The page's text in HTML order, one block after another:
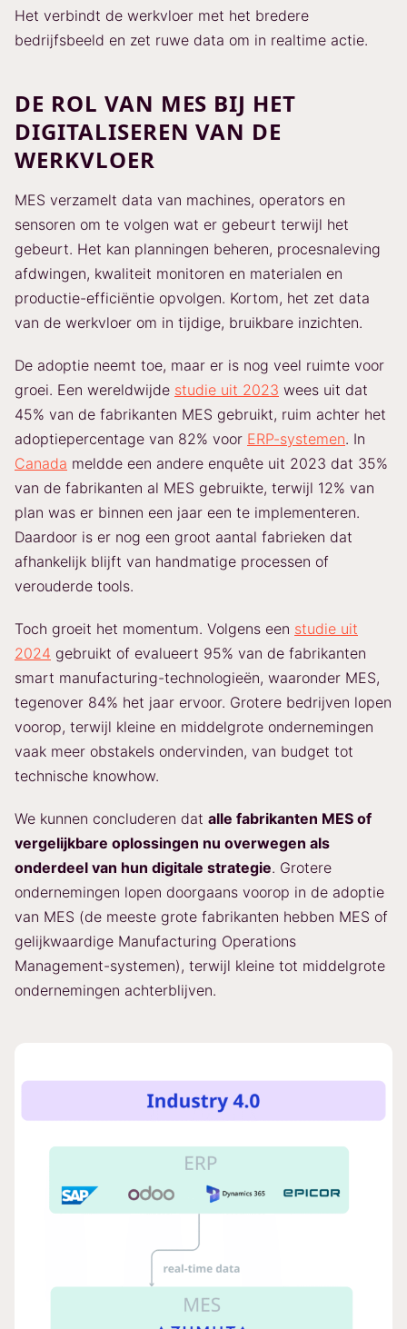
Het verbindt de werkvloer met het bredere
bedrijfsbeeld en zet ruwe data om in realtime actie.
DE ROL VAN MES BIJ HET
DIGITALISEREN VAN DE
WERKVLOER
MES verzamelt data van machines, operators en
sensoren om te volgen wat er gebeurt terwijl het
gebeurt. Het kan planningen beheren, procesnaleving
afdwingen, kwaliteit monitoren en materialen en
productie-efficiëntie opvolgen. Kortom, het zet data
van de werkvloer om in tijdige, bruikbare inzichten.
De adoptie neemt toe, maar er is nog veel ruimte voor
groei. Een wereldwijde studie uit 2023 wees uit dat
45% van de fabrikanten MES gebruikt, ruim achter het
adoptiepercentage van 82% voor ERP-systemen. In
Canada meldde een andere enquête uit 2023 dat 35%
van de fabrikanten al MES gebruikte, terwijl 12% van
plan was er binnen een jaar een te implementeren.
Daardoor is er nog een groot aantal fabrieken dat
afhankelijk blijft van handmatige processen of
verouderde tools.
Toch groeit het momentum. Volgens een studie uit
2024 gebruikt of evalueert 95% van de fabrikanten
smart manufacturing-technologieën, waaronder MES,
tegenover 84% het jaar ervoor. Grotere bedrijven lopen
voorop, terwijl kleine en middelgrote ondernemingen
vaak meer obstakels ondervinden, van budget tot
technische knowhow.
We kunnen concluderen dat alle fabrikanten MES of
vergelijkbare oplossingen nu overwegen als
onderdeel van hun digitale strategie. Grotere
ondernemingen lopen doorgaans voorop in de adoptie
van MES (de meeste grote fabrikanten hebben MES of
gelijkwaardige Manufacturing Operations
Management-systemen), terwijl kleine tot middelgrote
ondernemingen achterblijven.